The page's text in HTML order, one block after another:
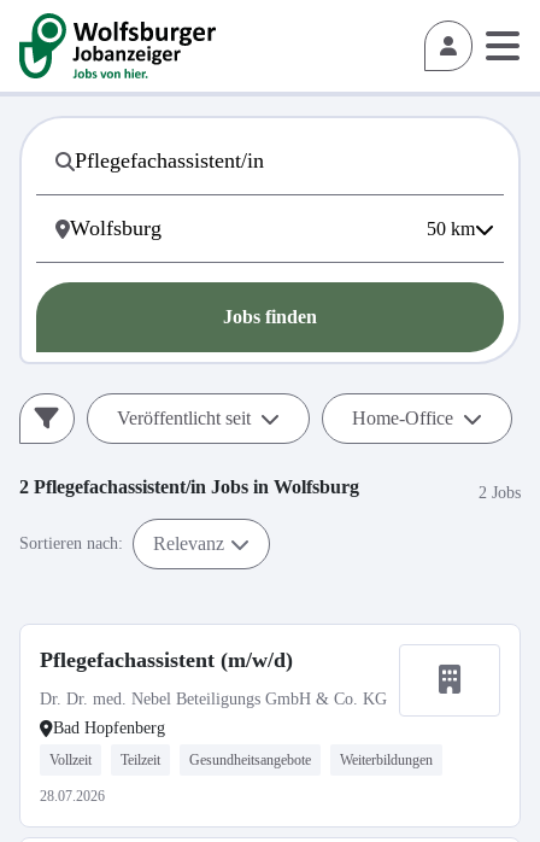
50 km
Jobs finden
Veröffentlicht seit Home-Office
2 Pflegefachassistent/in Jobs in Wolfsburg 2 Jobs
Sortieren nach: Relevanz
Pflegefachassistent (m/w/d)
Dr. Dr. med. Nebel Beteiligungs GmbH & Co. KG
Bad Hopfenberg
Vollzeit Teilzeit Gesundheitsangebote Weiterbildungen
28.07.2026